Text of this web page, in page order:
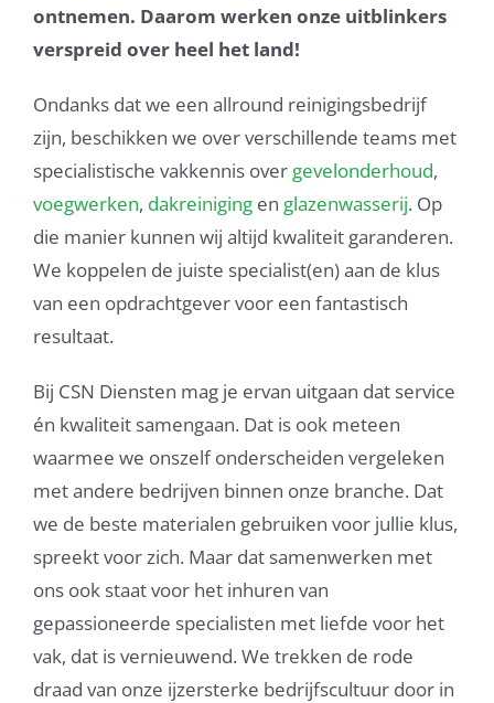
ontnemen. Daarom werken onze uitblinkers
verspreid over heel het land!
Ondanks dat we een allround reinigingsbedrijf
zijn, beschikken we over verschillende teams met
specialistische vakkennis over gevelonderhoud,
voegwerken, dakreinigingen glazenwasserij. Op
die manier kunnen wij altijd kwaliteit garanderen.
We koppelen de juiste specialist(en) aan de klus
van een opdrachtgever voor een fantastisch
resultaat.
Bij CSN Diensten mag je ervan uitgaan dat service
én kwaliteit samengaan. Dat is ook meteen
waarmee we onszelf onderscheiden vergeleken
met andere bedrijven binnen onze branche. Dat
we de beste materialen gebruiken voor jullie klus,
spreekt voor zich. Maar dat samenwerken met
ons ook staat voor het inhuren van
gepassioneerde specialisten met liefde voor het
vak, dat is vernieuwend. We trekken de rode
draad van onze ijzersterke bedrijfscultuur door in